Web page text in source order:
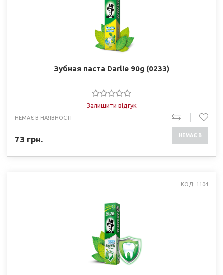
Зубная паста Darlie 90g (0233)
Залишити відгук
НЕМАЄ В НАЯВНОСТІ
73 грн. НЕМАЄ В
КОД: 1104